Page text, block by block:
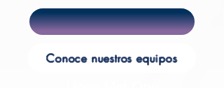
Conoce nuestros equipos